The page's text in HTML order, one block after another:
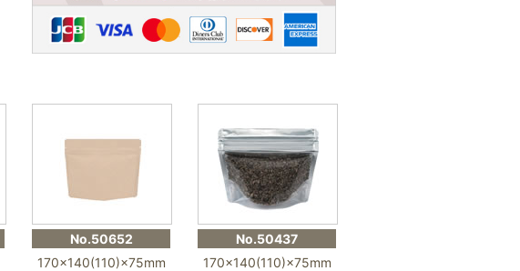
No.50652
170×140(110)×75mm
No.50437
170×140(110)×75mm